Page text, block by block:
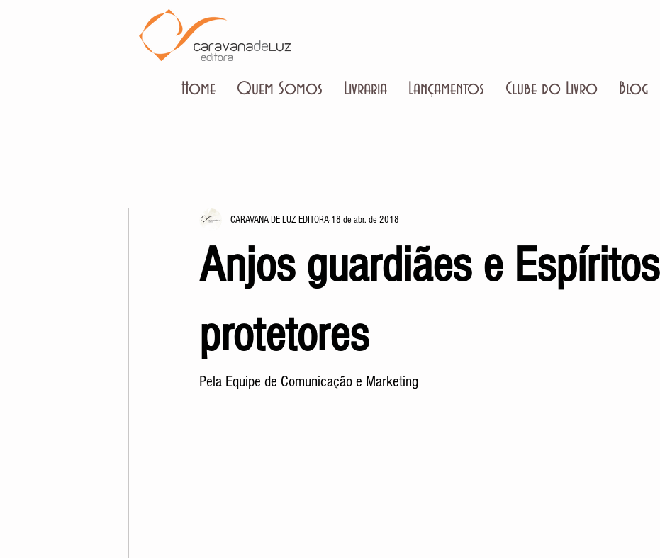
Home Quem Somos Livraria Lançamentos Clube do Livro Blog
Anjos guardiães e Espíritos
protetores
CARAVANA DE LUZ EDITORA 18 de abr. de 2018
Pela Equipe de Comunicação e Marketing